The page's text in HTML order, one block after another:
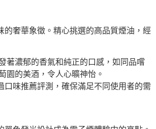
的奢華象徵。精心挑選的高品質煙油，經
著濃郁的香氣和純正的口感，如同品嚐
園的美酒，令人心曠神怡。
口味推薦評測，確保滿足不同使用者的需